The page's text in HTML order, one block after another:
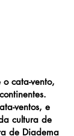
cata-vento,
ventos, e
cultura de
de Diadema